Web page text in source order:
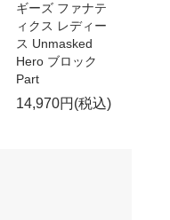
ギーズ ファナテ
ィクス レディー
ス Unmasked
Hero ブロック
Part
14,970円(税込)